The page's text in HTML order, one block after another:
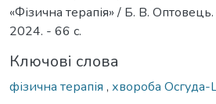
«Фізична терапія» / Б. В.
2024. - 66 с.
Ключові слова
фізична терапія , хвороба Осгуда-